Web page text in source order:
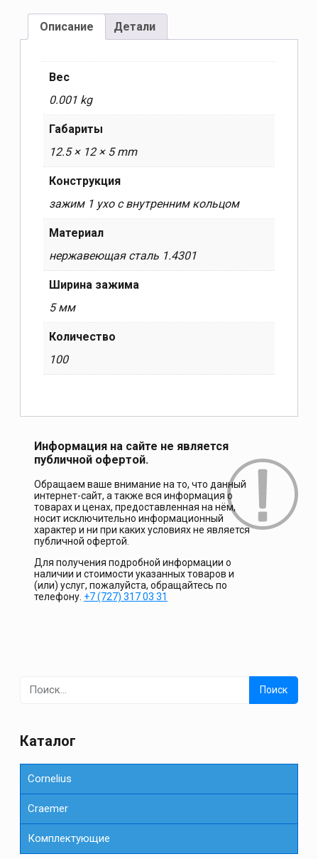
Описание Детали
Вес
0.001 kg
Габариты
12.5 × 12 × 5 mm
Конструкция
зажим 1 ухо с внутренним кольцом
Материал
нержавеющая сталь 1.4301
Ширина зажима
5 мм
Количество
100
Информация на сайте не является
публичной офертой.
Обращаем ваше внимание на то, что данный
интернет-сайт, а также вся информация о
товарах и ценах, предоставленная на нём,
носит исключительно информационный
характер и ни при каких условиях не является
публичной офертой.
Для получения подробной информации о
наличии и стоимости указанных товаров и
(или) услуг, пожалуйста, обращайтесь по
телефону. +7 (727) 317 03 31
Каталог
Cornelius
Сraemer
Комплектующие